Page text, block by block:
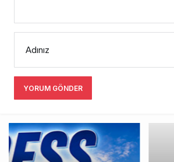
Adınız
YORUM GÖNDER